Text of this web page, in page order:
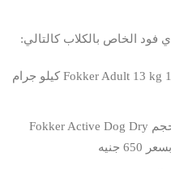
فود الخاص بالكلاب كالتالي:
داري فود للكلاب البالغة Fokker Adult 13 kg 13 كيلو جرام
دراي فود للكلاب كبيرة الحجم Fokker Active Dog Dry